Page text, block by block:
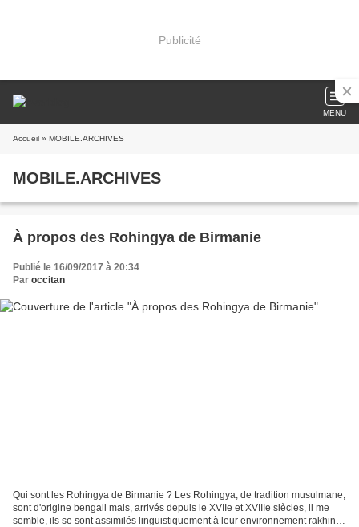
Publicité
MENU
Accueil » MOBILE.ARCHIVES
MOBILE.ARCHIVES
À propos des Rohingya de Birmanie
Publié le 16/09/2017 à 20:34
Par occitan
Qui sont les Rohingya de Birmanie ? Les Rohingya, de tradition musulmane,
sont d'origine bengali mais, arrivés depuis le XVIIe et XVIIIe siècles, il me
semble, ils se sont assimilés linguistiquement à leur environnement rakhin